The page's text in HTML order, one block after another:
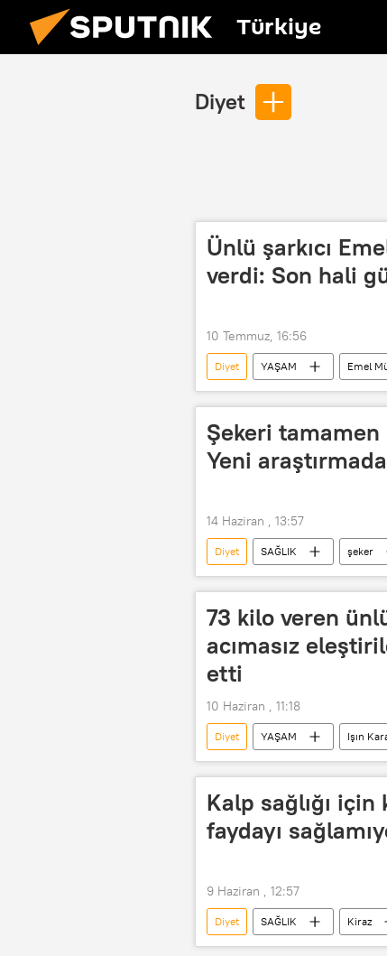
Türkiye
Diyet
Ünlü şarkıcı
verdi: Son hali
10 Temmuz, 16:56
Diyet YAŞAM Emel
Şekeri
Yeni
14 Haziran , 13:57
Diyet SAĞLIK şeker
73 kilo veren
acımasız
etti
10 Haziran , 11:18
Diyet YAŞAM Işın
Kalp sağlığı
faydayı
9 Haziran , 12:57
Diyet SAĞLIK Kiraz
Ölüm
Meyve